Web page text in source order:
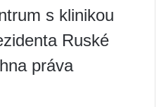
s klinikou
Ruské
práva